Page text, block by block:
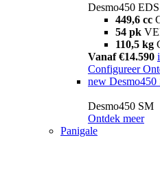
Desmo450 EDS
449,6 cc
54 pk
110,5 kg
Vanaf €14.590 i
Configureer
new Desmo450
Desmo450 SM
Ontdek meer
Panigale